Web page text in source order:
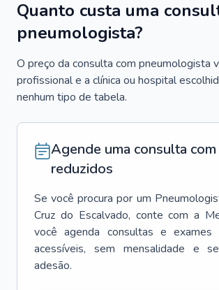
Quanto custa uma
pneumologista?
O preço da consulta com pneumologista
profissional e a clínica ou hospital
nenhum tipo de tabela.
Agende uma consulta
reduzidos
Se você procura por um
Cruz do Escalvado, conte com a
você agenda consultas e exames
acessíveis, sem mensalidade e
adesão.